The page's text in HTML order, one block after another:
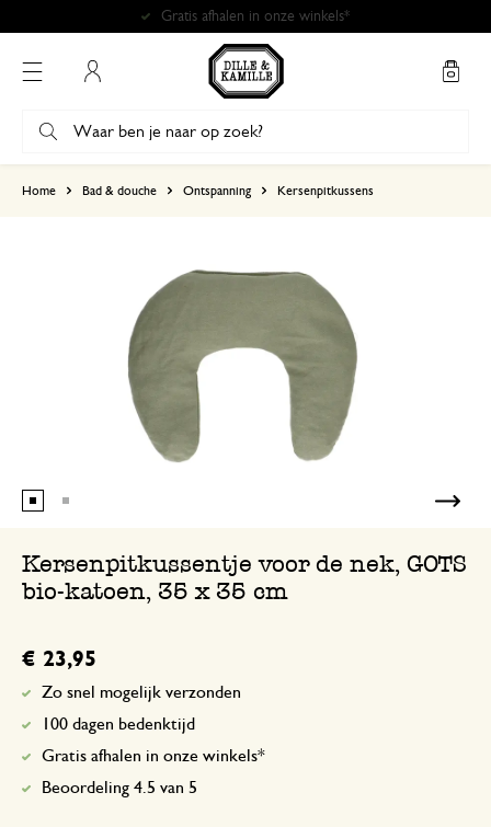
Gratis afhalen in onze winkels*
Home Bad & douche Ontspanning Kersenpitkussens
Kersenpitkussentje voor de nek, GOTS
bio-katoen, 35 x 35 cm
€ 23,95
Zo snel mogelijk verzonden
100 dagen bedenktijd
Gratis afhalen in onze winkels*
Beoordeling 4.5 van 5